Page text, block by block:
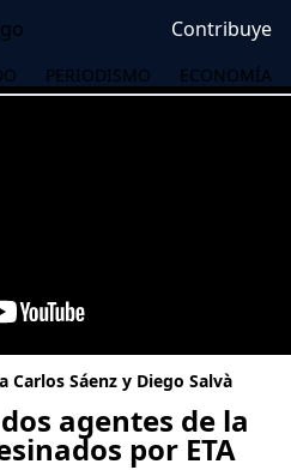
Contribuye
PERIODISMO ECONOMÍA
Sáenz y Diego Salvà
agentes de la
por ETA